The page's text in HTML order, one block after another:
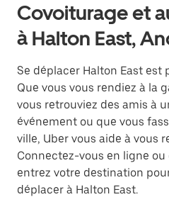
Covoiturage et
à Halton East,
Se déplacer Halton East est
Que vous vous rendiez à la
vous retrouviez des amis à
événement ou que vous
ville, Uber vous aide à vous
Connectez-vous en ligne ou
entrez votre destination
déplacer à Halton East.